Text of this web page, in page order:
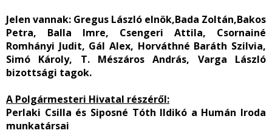
Jelen vannak: Gregus László elnök,Bada Zoltán,Bakos
Petra, Balla Imre, Csengeri Attila, Csornainé
Romhányi Judit, Gál Alex, Horváthné Baráth Szilvia,
Simó Károly, T. Mészáros András, Varga László
bizottsági tagok.
A Polgármesteri Hivatal részéről:
Perlaki Csilla és Siposné Tóth Ildikó a Humán Iroda
munkatársai